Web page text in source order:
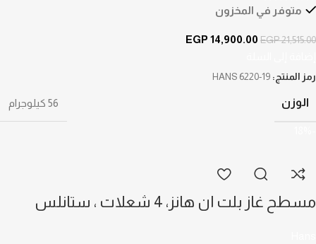
متوفر في المخزون
EGP21,515.00
EGP 14,900.00
رمز المنتج: HANS 6220-19
الوزن 56 كيلوجرام
مسطح غاز بلت ان هانز، 4 شعلات ، ستانلس